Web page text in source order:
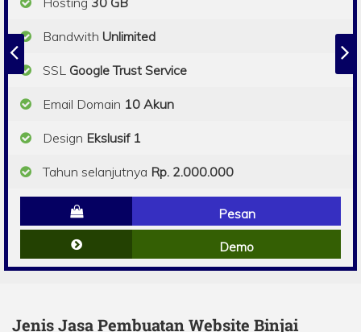
Bandwith Unlimited
SSL Google Trust Service
Email Domain 10 Akun
Design Ekslusif 1
Tahun selanjutnya Rp. 2.000.000
Pesan
Demo
Jenis Jasa Pembuatan Website Binjai